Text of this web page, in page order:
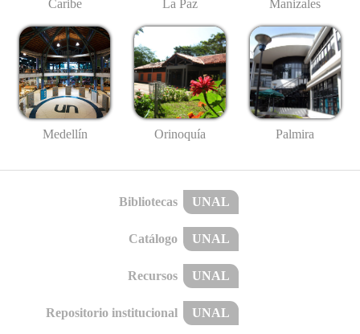
Caribe La Paz Manizales
Medellín Orinoquía Palmira
Bibliotecas UNAL
Catálogo UNAL
Recursos UNAL
Repositorio institucional UNAL